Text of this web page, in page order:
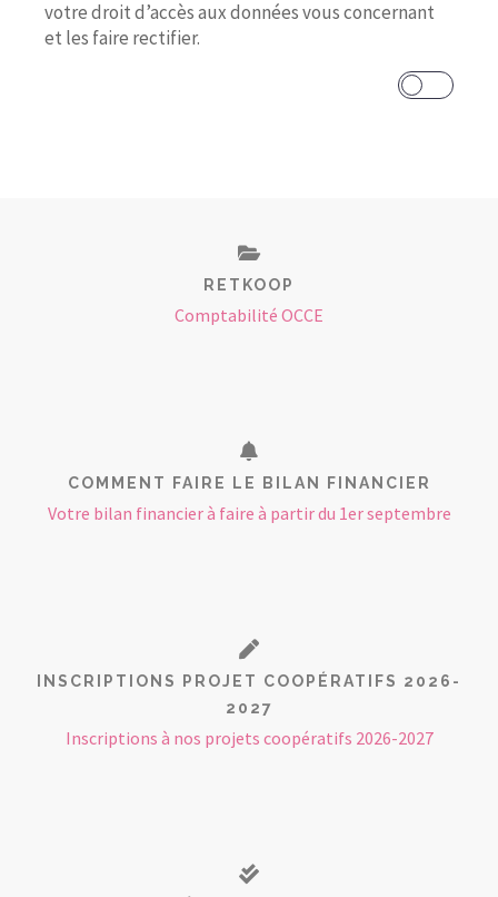
votre droit d’accès aux données vous concernant
et les faire rectifier.
RETKOOP
Comptabilité OCCE
COMMENT FAIRE LE BILAN FINANCIER
Votre bilan financier à faire à partir du 1er septembre
INSCRIPTIONS PROJET COOPÉRATIFS 2026-
2027
Inscriptions à nos projets coopératifs 2026-2027